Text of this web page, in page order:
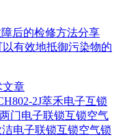
后的检修方法分享
有效地抵御污染物的
文章
2J萃禾电子互锁
门电子联锁互锁空气
电子联锁互锁空气锁